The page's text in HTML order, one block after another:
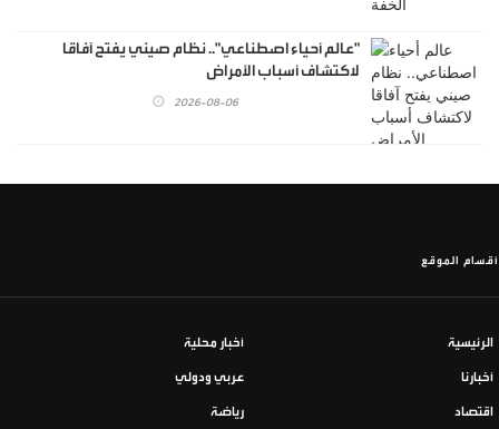
"عالم أحياء اصطناعي".. نظام صيني يفتح آفاقا
لاكتشاف أسباب الأمراض
2026-08-06
أقسام الموقع
الرئيسية أخبار محلية
أخبارنا عربي ودولي
اقتصاد رياضة